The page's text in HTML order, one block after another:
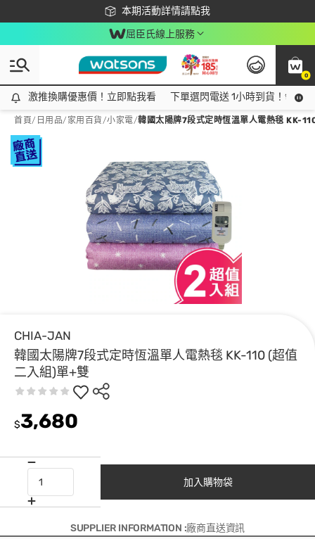
本期活動詳情請點我
下載app最高回饋$350
屈臣氏線上服務
0
激推換購優惠價！立即點我看
激推換購優惠價！立即點我看 下單選閃電送 1小時到貨！領神
首頁/ 日用品/ 家用百貨/小家電/韓國太陽牌7段式定時恆溫單人電熱毯 KK-
CHIA-JAN
韓國太陽牌7段式定時恆溫單人電熱毯 KK-110 (超值
二入組)單+雙
$3,680
加入購物袋
SUPPLIER INFORMATION :廠商直送資訊